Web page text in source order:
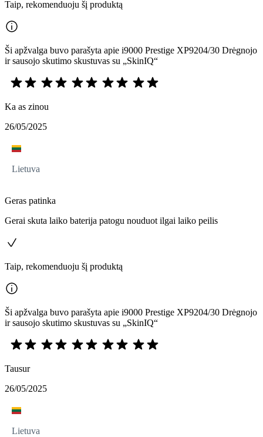
Taip, rekomenduoju šį produktą
Ši apžvalga buvo parašyta apie i9000 Prestige XP9204/30 Drėgnojo
ir sausojo skutimo skustuvas su „SkinIQ“
Ka as zinou
26/05/2025
Lietuva
Geras patinka
Gerai skuta laiko baterija patogu nouduot ilgai laiko peilis
Taip, rekomenduoju šį produktą
Ši apžvalga buvo parašyta apie i9000 Prestige XP9204/30 Drėgnojo
ir sausojo skutimo skustuvas su „SkinIQ“
Tausur
26/05/2025
Lietuva